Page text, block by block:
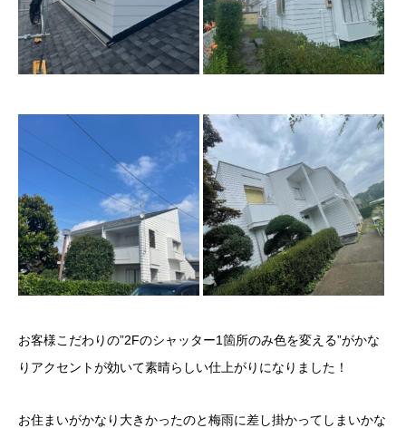
お客様こだわりの”2Fのシャッター1箇所のみ色を変える”がかな
りアクセントが効いて素晴らしい仕上がりになりました！
お住まいがかなり大きかったのと梅雨に差し掛かってしまいかな